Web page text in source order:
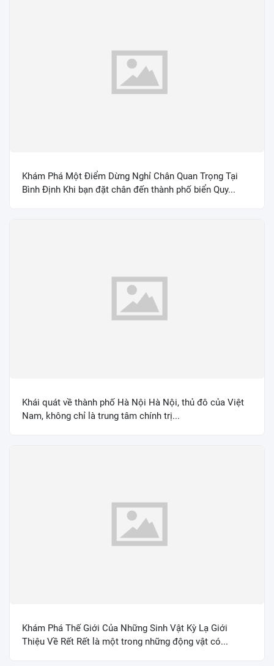
Khám Phá Một Điểm Dừng Nghỉ Chân Quan Trọng Tại
Bình Định Khi bạn đặt chân đến thành phố biển Quy...
Khái quát về thành phố Hà Nội Hà Nội, thủ đô của Việt
Nam, không chỉ là trung tâm chính trị...
Khám Phá Thế Giới Của Những Sinh Vật Kỳ Lạ Giới
Thiệu Về Rết Rết là một trong những động vật có...